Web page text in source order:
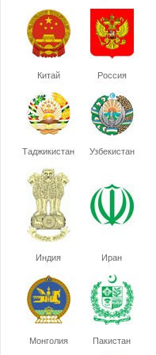
Китай Россия
Таджикистан Узбекистан
Индия Иран
Монголия Пакистан